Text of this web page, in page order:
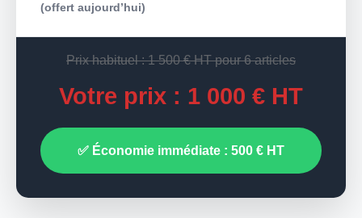
(offert aujourd’hui)
Prix habituel : 1 500 € HT pour 6 articles
Votre prix : 1 000 € HT
✅ Économie immédiate : 500 € HT